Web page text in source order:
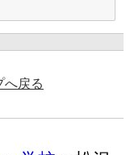
へ戻る